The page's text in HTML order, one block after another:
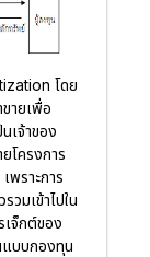
โดย
ายเพื่อ
เจ้าของ
โครงการ
พราะการ
วมเข้าไปใน
เจ็กต์ของ
แบบกองทุน